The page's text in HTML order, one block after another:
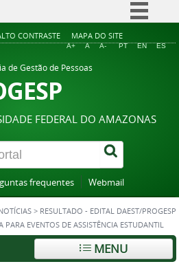
Simplifique!
Acesso à informação
Legislação
Canais
CONTRASTE MAPA DO SITE
A+ A A- PT EN ES
de Gestão de Pessoas
FEDERAL DO AMAZONAS
frequentes Webmail
> RESULTADO - EDITAL DAEST/PROGESP
EVENTOS DE ASSISTÊNCIA ESTUDANTIL
MENU